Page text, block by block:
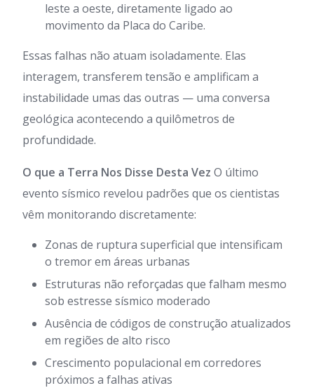
leste a oeste, diretamente ligado ao
movimento da Placa do Caribe.
Essas falhas não atuam isoladamente. Elas
interagem, transferem tensão e amplificam a
instabilidade umas das outras — uma conversa
geológica acontecendo a quilômetros de
profundidade.
O que a Terra Nos Disse Desta Vez O último
evento sísmico revelou padrões que os cientistas
vêm monitorando discretamente:
Zonas de ruptura superficial que intensificam
o tremor em áreas urbanas
Estruturas não reforçadas que falham mesmo
sob estresse sísmico moderado
Ausência de códigos de construção atualizados
em regiões de alto risco
Crescimento populacional em corredores
próximos a falhas ativas